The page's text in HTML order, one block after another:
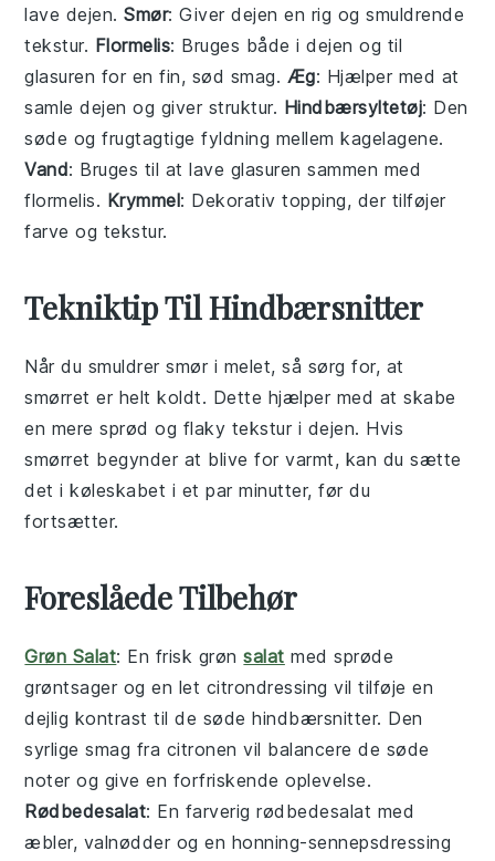
lave dejen.Smør: Giver dejen en rig og smuldrende
tekstur. Flormelis: Bruges både i dejen og til
glasuren for en fin, sød smag. Æg: Hjælper med at
samle dejen og giver struktur. Hindbærsyltetøj: Den
søde og frugtagtige fyldning mellem kagelagene.
Vand: Bruges til at lave glasuren sammen med
flormelis. Krymmel: Dekorativ topping, der tilføjer
farve og tekstur.
Tekniktip Til Hindbærsnitter
Når du smuldrersmør i melet, så sørg for, at
smørret er helt koldt. Dette hjælper med at skabe
en meresprød og flaky tekstur i dejen. Hvis
smørret begynder at blive for varmt, kan du sætte
det i køleskabet i et par minutter, før du
fortsætter.
Foreslåede Tilbehør
Grøn Salat: En frisk grønsalat med sprøde
grøntsager og en let citrondressing vil tilføje en
dejlig kontrast til de søde hindbærsnitter. Den
syrlige smag fra citronen vil balancere de søde
noter og give en forfriskende oplevelse.
Rødbedesalat: En farverigrødbedesalat med
æbler, valnødder og en honning-sennepsdressing